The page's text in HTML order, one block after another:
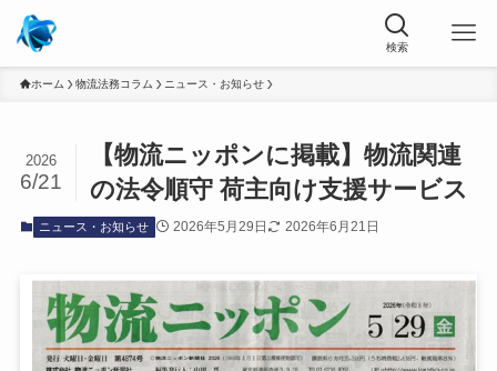
ホーム 物流法務コラム ニュース・お知らせ
【物流ニッポンに掲載】物流関連
の法令順守 荷主向け支援サービス
2026
6/21
ニュース・お知らせ 2026年5月29日 2026年6月21日